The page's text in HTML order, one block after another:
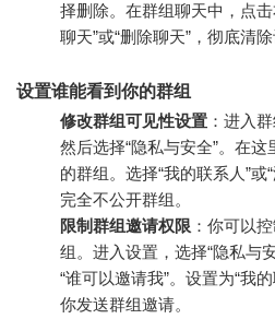
择删除。在群组聊天中，点
聊天”或“删除聊天”，彻底清除
设置谁能看到你的群组
修改群组可见性设置 ：进入
然后选择“隐私与安全”。在
的群组。选择“我的联系人”或
完全不公开群组。
限制群组邀请权限 ：你可以
组。进入设置，选择“隐私与
“谁可以邀请我”。设置为“我
你发送群组邀请。